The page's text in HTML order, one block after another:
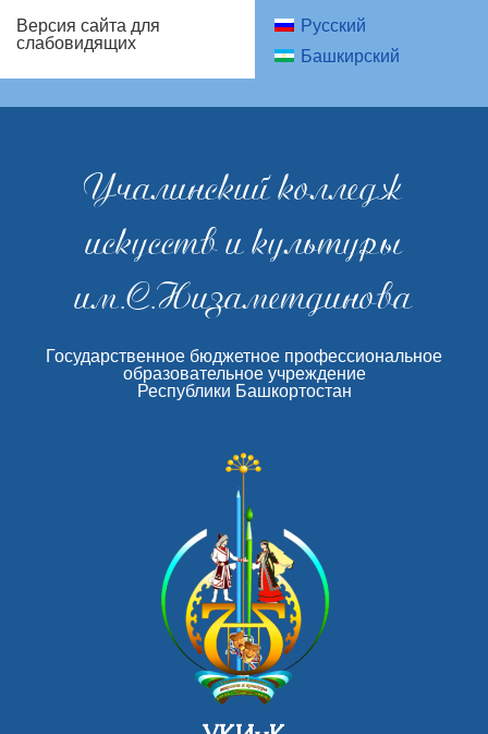
Версия сайта для
слабовидящих
Русский
Башкирский
Учалинский колледж
искусств и культуры
им.С.Низаметдинова
Государственное бюджетное профессиональное
образовательное учреждение
Республики Башкортостан